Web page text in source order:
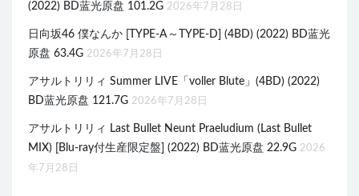
(2022) BD蓝光原盘 101.2G 2026年7月28日
日向坂46 僕なんか [TYPE-A～TYPE-D] (4BD) (2022) BD蓝光
原盘 63.4G 2026年7月28日
アサルトリリィ Summer LIVE「voller Blute」(4BD) (2022)
BD蓝光原盘 121.7G 2026年7月28日
アサルトリリィ Last Bullet Neunt Praeludium (Last Bullet
MIX) [Blu-ray付生産限定盤] (2022) BD蓝光原盘 22.9G 2026
年7月28日